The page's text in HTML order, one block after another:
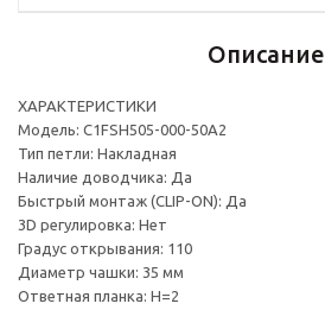
Описание
ХАРАКТЕРИСТИКИ
Модель: C1FSH505-000-50A2
Тип петли: Накладная
Наличие доводчика: Да
Быстрый монтаж (CLIP-ON): Да
3D регулировка: Нет
Градус открывания: 110
Диаметр чашки: 35 мм
Ответная планка: Н=2